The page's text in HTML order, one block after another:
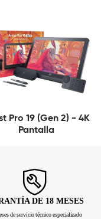
Pro 19 (Gen 2) - 4K
Pantalla
DE 18 MESES
de servicio técnico especializado